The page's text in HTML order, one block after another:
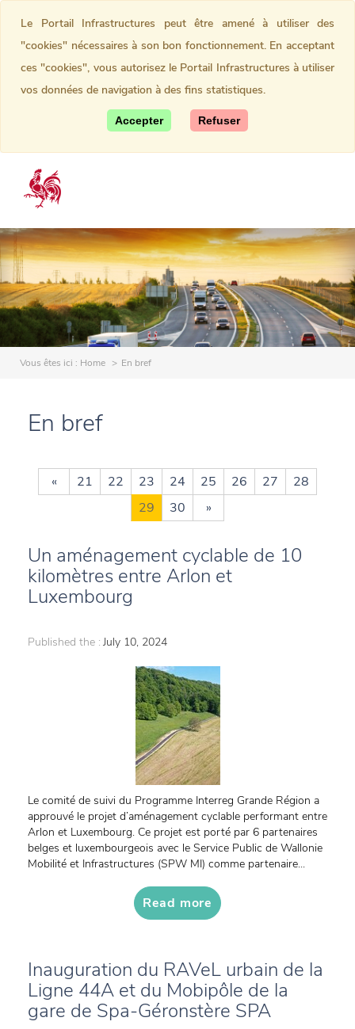
Vous êtes ici : Home En bref
En bref
« 21 22 23 24 25 26 27
28
29
30 »
Un aménagement cyclable de 10
kilomètres entre Arlon et
Luxembourg
Published the : July 10, 2024
Le comité de suivi du Programme Interreg Grande Région a
approuvé le projet d’aménagement cyclable performant entre
Arlon et Luxembourg. Ce projet est porté par 6 partenaires
belges et luxembourgeois avec le Service Public de Wallonie
Mobilité et Infrastructures (SPW MI) comme partenaire...
Read more
Inauguration du RAVeL urbain de la
Ligne 44A et du Mobipôle de la
gare de Spa-Géronstère SPA
Le Portail Infrastructures peut être amené à utiliser des
"cookies" nécessaires à son bon fonctionnement. En acceptant
ces "cookies", vous autorisez le Portail Infrastructures à utiliser
vos données de navigation à des fins statistiques.
Accepter Refuser